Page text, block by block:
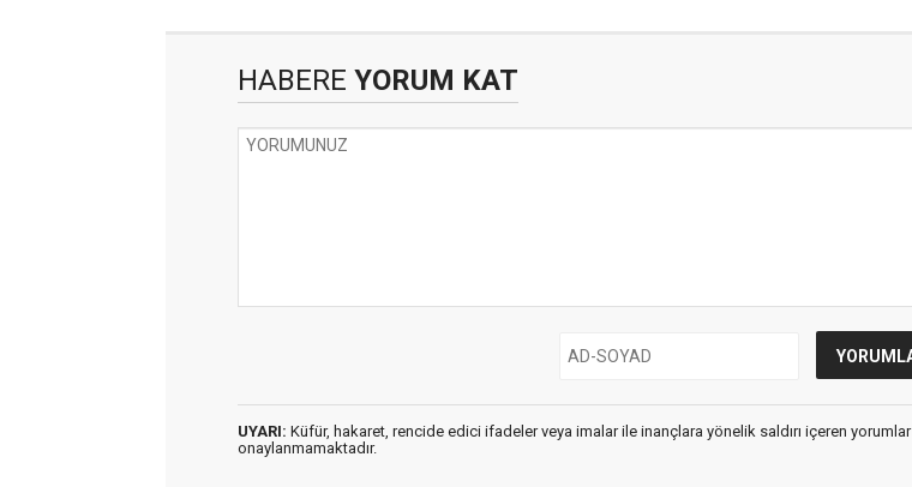
HABERE YORUM KAT
UYARI: Küfür, hakaret, rencide edici ifadeler veya imalar ile inançlara yönelik saldırı içeren yorumlar
onaylanmamaktadır.